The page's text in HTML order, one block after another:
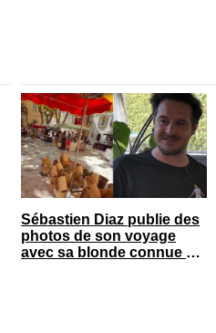
Sébastien Diaz publie des
photos de son voyage
avec sa blonde connue en